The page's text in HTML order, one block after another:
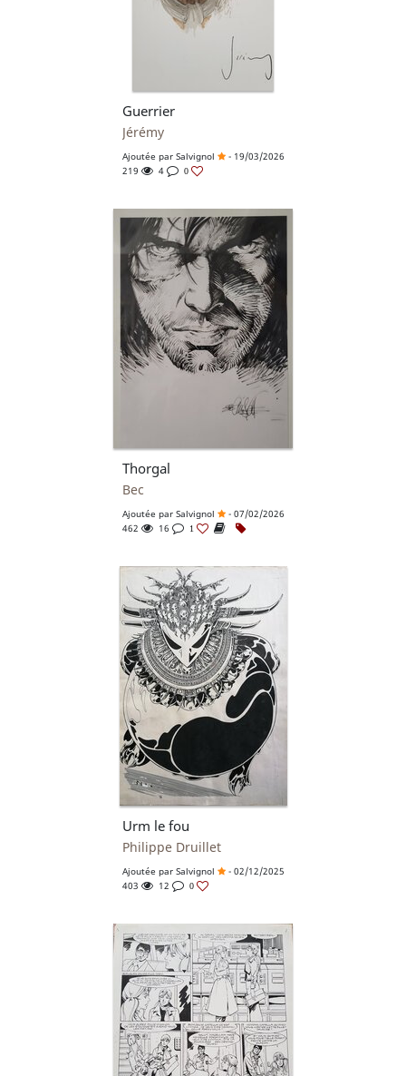
Guerrier
Jérémy
Ajoutée par Salvignol
- 19/03/2026
219
4 0
Thorgal
Bec
Ajoutée par Salvignol
- 07/02/2026
462
16 1
Urm le fou
Philippe Druillet
Ajoutée par Salvignol
- 02/12/2025
403
12 0